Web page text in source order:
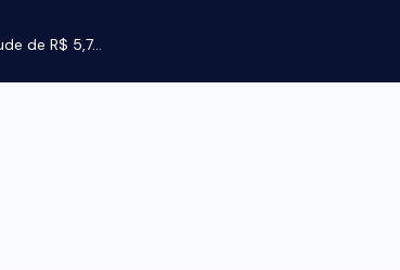
de R$ 5,7...